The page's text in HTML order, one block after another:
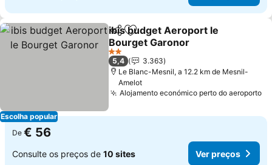
Escolha popular
PartilharAdicionar aos favoritos
ibis budget Aeroport le
Bourget Garonor
Ver preços
2 Estrelas
5,4
3.363
Le Blanc-Mesnil, a 12.2 km de Mesnil-
Amelot
Alojamento económico perto do aeroporto
De € 56
Consulte os preços de 10 sites Ver preços